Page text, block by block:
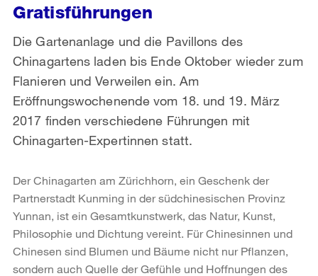
Gratisführungen
Die Gartenanlage und die Pavillons des
Chinagartens laden bis Ende Oktober wieder zum
Flanieren und Verweilen ein. Am
Eröffnungswochenende vom 18. und 19. März
2017 finden verschiedene Führungen mit
Chinagarten-Expertinnen statt.
Der Chinagarten am Zürichhorn, ein Geschenk der
Partnerstadt Kunming in der südchinesischen Provinz
Yunnan, ist ein Gesamtkunstwerk, das Natur, Kunst,
Philosophie und Dichtung vereint. Für Chinesinnen und
Chinesen sind Blumen und Bäume nicht nur Pflanzen,
sondern auch Quelle der Gefühle und Hoffnungen des